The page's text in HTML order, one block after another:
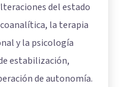
del estado
la terapia
y la psicología
estabilización,
de autonomía.